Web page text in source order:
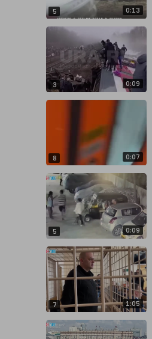
5 0:13
3 0:09
8 0:07
5 0:09
7 1:05